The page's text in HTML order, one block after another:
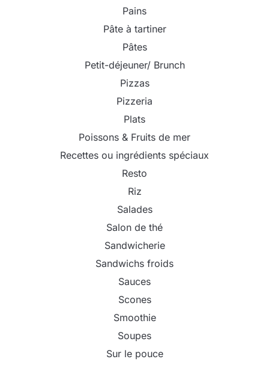
Pains
Pâte à tartiner
Pâtes
Petit-déjeuner/ Brunch
Pizzas
Pizzeria
Plats
Poissons & Fruits de mer
Recettes ou ingrédients spéciaux
Resto
Riz
Salades
Salon de thé
Sandwicherie
Sandwichs froids
Sauces
Scones
Smoothie
Soupes
Sur le pouce